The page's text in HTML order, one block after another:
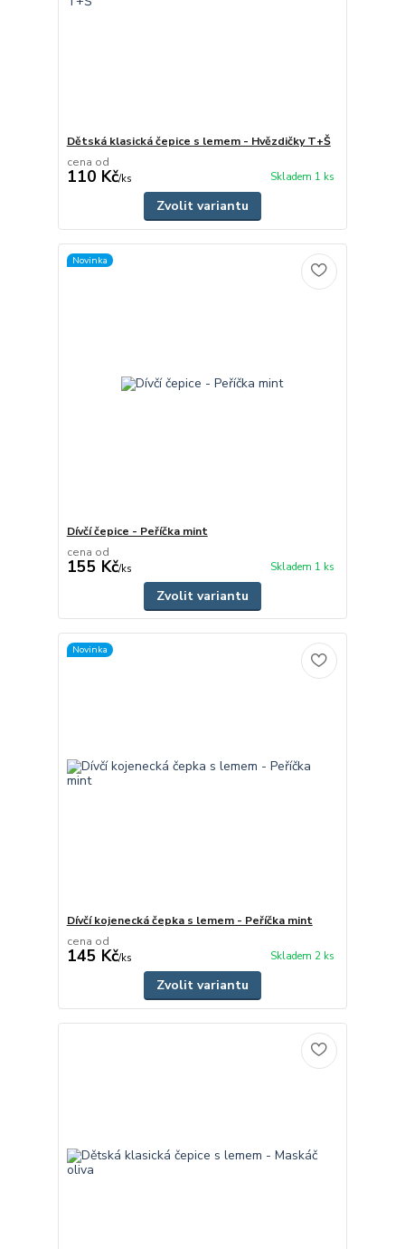
Dětská klasická čepice s lemem - Hvězdičky T+Š
cena od
110 Kč/ks Skladem 1 ks
Zvolit variantu
Novinka
Dívčí čepice - Peříčka mint
cena od
155 Kč/ks Skladem 1 ks
Zvolit variantu
Novinka
Dívčí kojenecká čepka s lemem - Peříčka mint
cena od
145 Kč/ks Skladem 2 ks
Zvolit variantu